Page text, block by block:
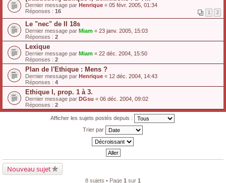
Dernier message par Henrique « 05 févr. 2005, 01:34
Réponses : 16 1 2
Le "nec" de II 18s
Dernier message par Miam « 23 janv. 2005, 15:03
Réponses : 2
Lexique
Dernier message par Miam « 22 déc. 2004, 15:50
Réponses : 2
Plan de l'Ethique : Mens ?
Dernier message par Henrique « 12 déc. 2004, 14:43
Réponses : 4
Ethique I, prop. 1 à 3.
Dernier message par DGsu « 06 déc. 2004, 09:02
Réponses : 2
Afficher les sujets postés depuis :
Trier par
Nouveau sujet
8 sujets • Page 1 sur 1